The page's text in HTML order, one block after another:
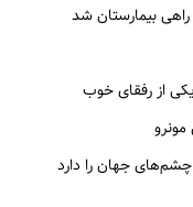
بیمارستان شد
از رفقای خوب
چشم‌های جهان را دارد